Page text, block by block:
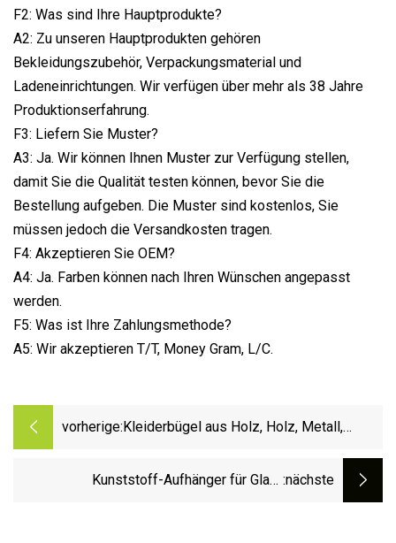
F2: Was sind Ihre Hauptprodukte?
A2: Zu unseren Hauptprodukten gehören
Bekleidungszubehör, Verpackungsmaterial und
Ladeneinrichtungen. Wir verfügen über mehr als 38 Jahre
Produktionserfahrung.
F3: Liefern Sie Muster?
A3: Ja. Wir können Ihnen Muster zur Verfügung stellen,
damit Sie die Qualität testen können, bevor Sie die
Bestellung aufgeben. Die Muster sind kostenlos, Sie
müssen jedoch die Versandkosten tragen.
F4: Akzeptieren Sie OEM?
A4: Ja. Farben können nach Ihren Wünschen angepasst
werden.
F5: Was ist Ihre Zahlungsmethode?
A5: Wir akzeptieren T/T, Money Gram, L/C.
vorherige: Kleiderbügel aus Holz, Holz, Metall,
Kleidung, Kleidung, Kunststoff
Kunststoff-Aufhänger für Glas- :nächste